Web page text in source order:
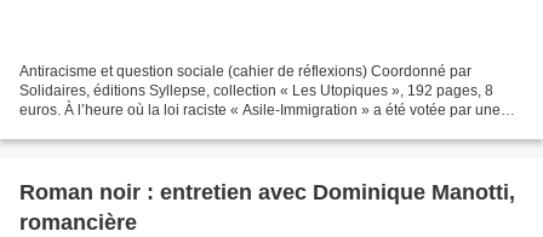
Antiracisme et question sociale (cahier de réflexions) Coordonné par
Solidaires, éditions Syllepse, collection « Les Utopiques », 192 pages, 8
euros. À l’heure où la loi raciste « Asile-Immigration » a été votée par une
Roman noir : entretien avec Dominique Manotti,
romancière